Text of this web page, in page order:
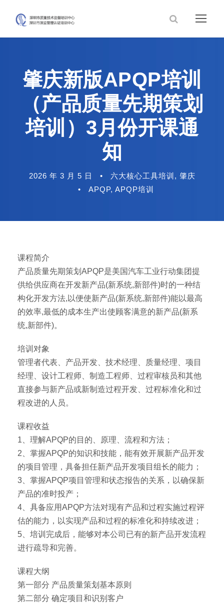
肇庆新版APQP培训
（产品质量先期策划
培训）3月份开课通
知
2026 年 3 月 5 日 • 六大核心工具培训 , 肇庆
•
APQP, APQP培训
课程简介
产品质量先期策划APQP是美国汽车工业行动集团提
供给供应商在开发新产品(新系统,新部件)时的一种结
构化开发方法,以便使新产品(新系统,新部件)能以最高
的效率,最低的成本生产出使顾客满意的新产品(新系
统,新部件)。
培训对象
管理者代表、产品开发、技术经理、质量经理、项目
经理、设计工程师、制造工程师、过程审核员和其他
直接参与新产品或新制造过程开发、过程标准化和过
程改进的人员。
课程收益
1、理解APQP的目的、原理、流程和方法；
2、掌握APQP的知识和技能，能有效开展新产品开发
的项目管理，具备担任新产品开发项目组长的能力；
3、掌握APQP项目管理和状态报告的关系，以确保新
产品的准时投产；
4、具备应用APQP方法对现有产品和过程实施过程评
估的能力，以实现产品和过程的标准化和持续改进；
5、培训完成后，能够对本公司已有的新产品开发流程
进行疏导和完善。
课程大纲
第一部分 产品质量策划基本原则
第二部分 确定项目和识别客户